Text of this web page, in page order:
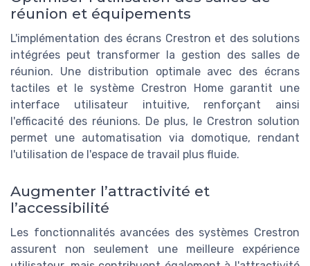
réunion et équipements
L'implémentation des écrans Crestron et des solutions
intégrées peut transformer la gestion des salles de
réunion. Une distribution optimale avec des écrans
tactiles et le système Crestron Home garantit une
interface utilisateur intuitive, renforçant ainsi
l'efficacité des réunions. De plus, le Crestron solution
permet une automatisation via domotique, rendant
l'utilisation de l'espace de travail plus fluide.
Augmenter l’attractivité et
l’accessibilité
Les fonctionnalités avancées des systèmes Crestron
assurent non seulement une meilleure expérience